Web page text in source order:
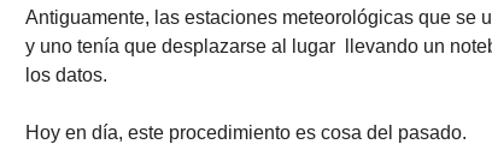
Antiguamente, las estaciones meteorológicas que se
y uno tenía que desplazarse al lugar  llevando un
los datos.
Hoy en día, este procedimiento es cosa del pasado.